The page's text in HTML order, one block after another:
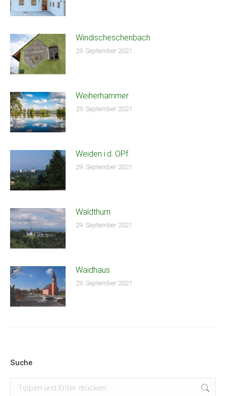
Windischeschenbach
29. September 2021
Weiherhammer
29. September 2021
Weiden i.d. OPf.
29. September 2021
Waldthurn
29. September 2021
Waidhaus
29. September 2021
Suche